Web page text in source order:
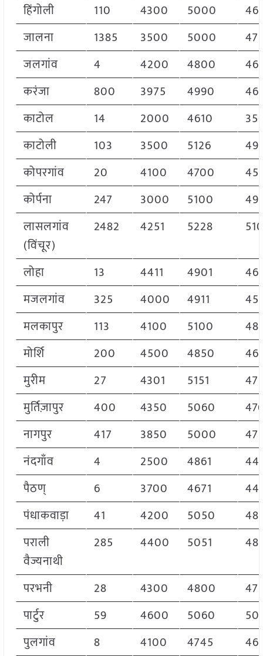
हिंगोली
110 4300 5000
जालना
1385 3500 5000
जलगांव
4 4200 4800
करंजा
800 3975 4990
काटोल
14 2000 4610
काटोली
103 3500 5126
कोपरगांव
20 4100 4700
कोर्पना
247 3000 5100
लासलगांव
(विंचूर)
2482 4251 5228
लोहा 13 4411 4901
मजलगांव
325 4000 4911
मलकापुर
113 4100 5100
मोर्शि
200 4500 4850
मुरीम
27 4301 5151
मुर्तिज़ापुर
400 4350 5060
नागपुर
417 3850 5000
नंदगाँव
4 2500 4861
पैठण्
6 3700 4671
पंधाकवाड़ा
41 4200 5050
पराली
वैज्यनाथी
285 4400 5051
परभनी 28 4300 4800
पार्टुर
59 4600 5060
पुलगांव
8 4100 4745